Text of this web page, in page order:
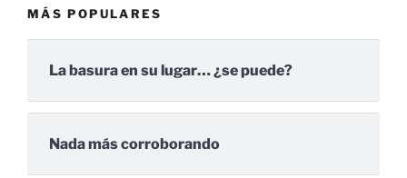
MÁS POPULARES
La basura en su lugar… ¿se puede?
Nada más corroborando